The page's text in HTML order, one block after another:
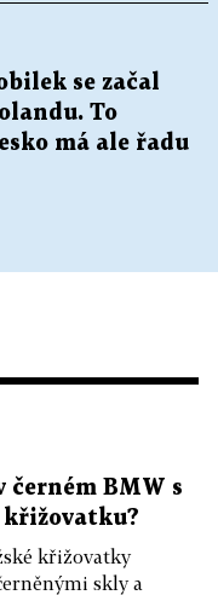
se začal
To
má ale řadu
černém BMW s
křižovatku?
křižovatky
skly a